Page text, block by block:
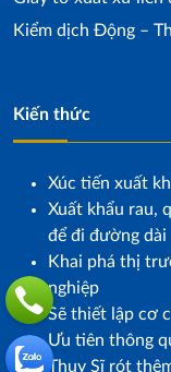
Kiểm dịch Động –
Kiến thức
Xúc tiến xuất
Xuất khẩu rau,
để đi đường dài
Khai phá thị
nghiệp
Sẽ thiết lập cơ
Ưu tiên thông
Thụy Sĩ rót